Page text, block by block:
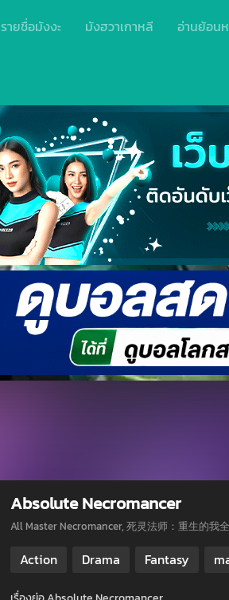
รายชื่อมังงะ มังฮวาเกาหลี อ่านย้อน
Absolute Necromancer
All Master Necromancer, 死灵法师：重生的我
Action Drama Fantasy